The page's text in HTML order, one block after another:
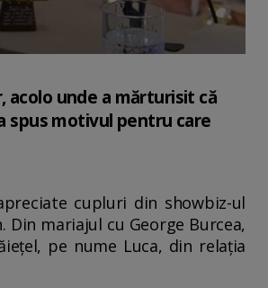
acolo unde a mărturisit că
spus motivul pentru care
cupluri din showbiz-ul
mariajul cu George Burcea,
pe nume Luca, din relația